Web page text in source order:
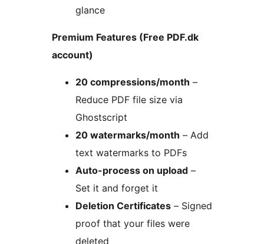
glance
Premium Features (Free PDF.dk
account)
20 compressions/month –
Reduce PDF file size via
Ghostscript
20 watermarks/month – Add
text watermarks to PDFs
Auto-process on upload –
Set it and forget it
Deletion Certificates – Signed
proof that your files were
deleted